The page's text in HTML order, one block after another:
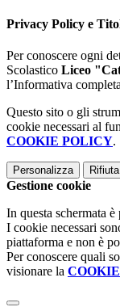
Privacy Policy e
Per conoscere ogni
Scolastico Liceo
l’Informativa
Questo sito o gli
cookie necessari al
COOKIE POLICY.
Personalizza
Gestione cookie
In questa schermata
I cookie necessari
piattaforma e non è
Per conoscere quali
visionare la